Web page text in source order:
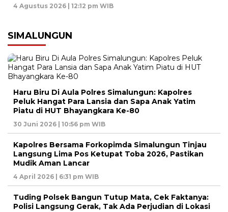
4 Agustus 2026 | 12:12 pm WIB
SIMALUNGUN
Haru Biru Di Aula Polres Simalungun: Kapolres
Peluk Hangat Para Lansia dan Sapa Anak Yatim
Piatu di HUT Bhayangkara Ke-80
30 Juni 2026 | 10:56 pm WIB
Kapolres Bersama Forkopimda Simalungun Tinjau
Langsung Lima Pos Ketupat Toba 2026, Pastikan
Mudik Aman Lancar
4 April 2026 | 6:31 pm WIB
Tuding Polsek Bangun Tutup Mata, Cek Faktanya:
Polisi Langsung Gerak, Tak Ada Perjudian di Lokasi